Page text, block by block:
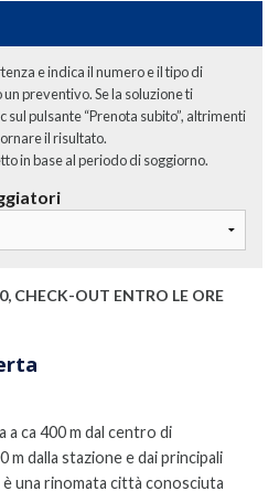
e indica il numero e il tipo di
preventivo. Se la soluzione ti
pulsante “Prenota subito”, altrimenti
il risultato.
in base al periodo di soggiorno.
CHECK-OUT ENTRO LE ORE
ca 400 m dal centro di
dalla stazione e dai principali
una rinomata città conosciuta